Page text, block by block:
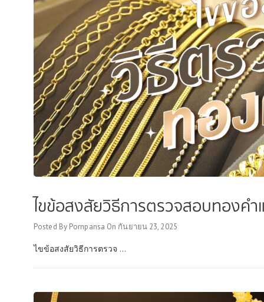
ไขข้อสงสัยวิธีการตรวจสอบทองคำ
Posted By Pornpansa On กันยายน 23, 2025
ไขข้อสงสัยวิธีการตรวจ ...